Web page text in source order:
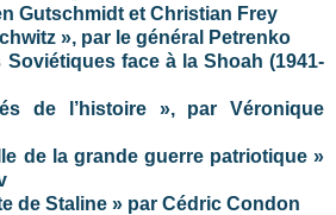
Gutschmidt et Christian Frey
», par le général Petrenko
Soviétiques face à la Shoah (1941-
de l’histoire », par Véronique
de la grande guerre patriotique »
de Staline » par Cédric Condon